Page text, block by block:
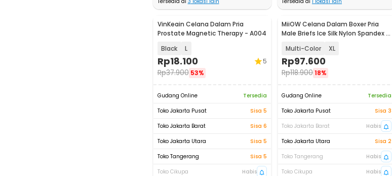
VinKeain Celana Dalam Pria
Prostate Magnetic Therapy - A004
Black
L
Rp18.100
Rp37.900 53%
5
Gudang Online
Tersedia
Toko Jakarta Pusat
Sisa 5
Toko Jakarta Barat
Sisa 6
Toko Jakarta Utara
Sisa 5
Toko Tangerang
Sisa 5
Toko Cikupa
Habis
MiiOW Celana Dalam Boxer Pria
Male Briefs Ice Silk Nylon Spandex 3
Multi-Color XL
Rp97.600
Rp118.90018%
Gudang Online
Tersedia
Toko Jakarta Pusat
Sisa 3
Toko Jakarta Barat
Habis
Toko Jakarta Utara
Sisa 2
Toko Tangerang
Habis
Toko Cikupa
Habis